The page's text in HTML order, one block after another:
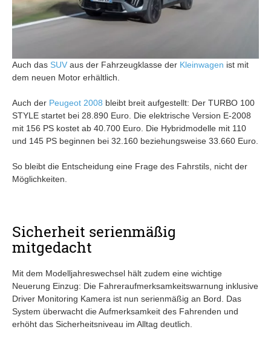
Auch das SUV aus der Fahrzeugklasse der Kleinwagen ist mit
dem neuen Motor erhältlich.
Auch der Peugeot 2008 bleibt breit aufgestellt: Der TURBO 100
STYLE startet bei 28.890 Euro. Die elektrische Version E-2008
mit 156 PS kostet ab 40.700 Euro. Die Hybridmodelle mit 110
und 145 PS beginnen bei 32.160 beziehungsweise 33.660 Euro.
So bleibt die Entscheidung eine Frage des Fahrstils, nicht der
Möglichkeiten.
Sicherheit serienmäßig
mitgedacht
Mit dem Modelljahreswechsel hält zudem eine wichtige
Neuerung Einzug: Die Fahreraufmerksamkeitswarnung inklusive
Driver Monitoring Kamera ist nun serienmäßig an Bord. Das
System überwacht die Aufmerksamkeit des Fahrenden und
erhöht das Sicherheitsniveau im Alltag deutlich.